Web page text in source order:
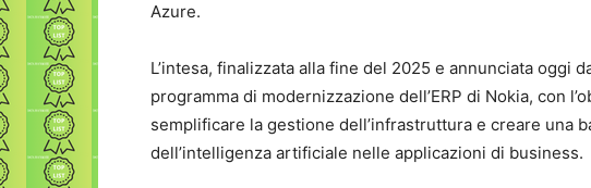
Azure.
L’intesa, finalizzata alla fine del 2025 e annunciata oggi
programma di modernizzazione dell’ERP di Nokia, con
semplificare la gestione dell’infrastruttura e creare una
dell’intelligenza artificiale nelle applicazioni di business.